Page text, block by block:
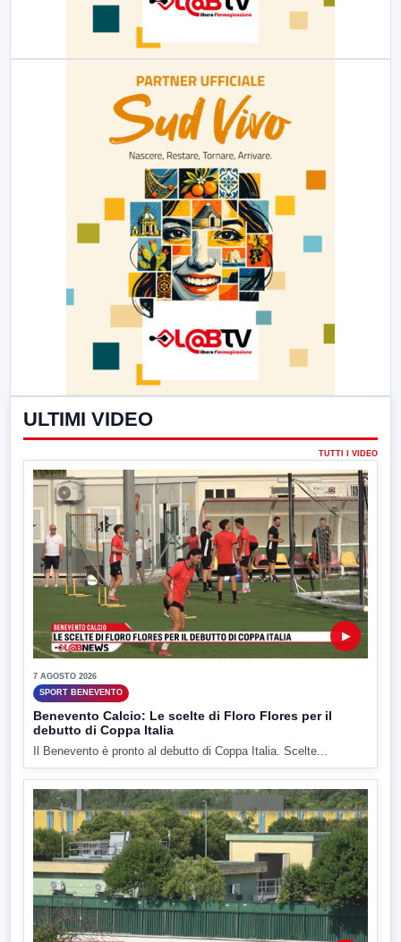
ULTIMI VIDEO
TUTTI I VIDEO
▶
7 AGOSTO 2026
SPORT BENEVENTO
Benevento Calcio: Le scelte di Floro Flores per il
debutto di Coppa Italia
Il Benevento è pronto al debutto di Coppa Italia. Scelte...